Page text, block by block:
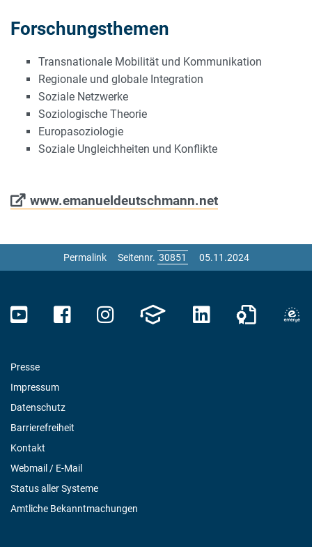
Forschungsthemen
Transnationale Mobilität und Kommunikation
Regionale und globale Integration
Soziale Netzwerke
Soziologische Theorie
Europasoziologie
Soziale Ungleichheiten und Konflikte
www.emanueldeutschmann.net
Permalink Seitennr. 05.11.2024
Presse
Impressum
Datenschutz
Barrierefreiheit
Kontakt
Webmail / E-Mail
Status aller Systeme
Amtliche Bekanntmachungen